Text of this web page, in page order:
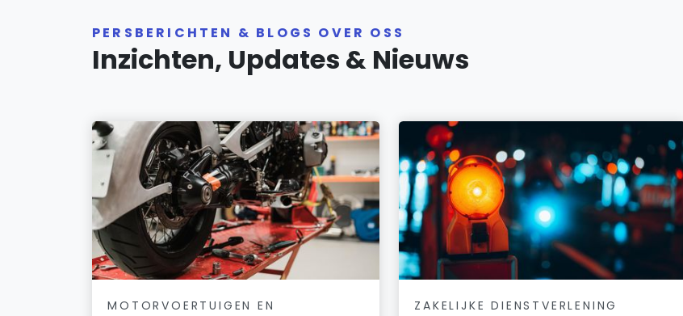
PERSBERICHTEN & BLOGS OVER OSS
Inzichten, Updates & Nieuws
MOTORVOERTUIGEN EN
ZAKELIJKE DIENSTVERLENING